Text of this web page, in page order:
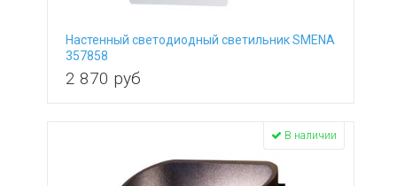
Настенный светодиодный светильник SMENA
357858
2 870 руб
В наличии